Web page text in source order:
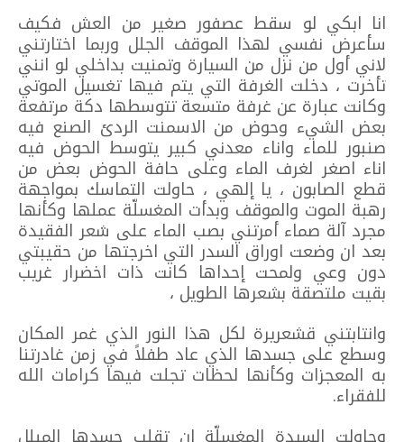
انا ابكي لو سقط عصفور صغير من العش فكيف
سأعرض نفسي لهذا الموقف الجلل وربما اختارتني
لاني أول من نزل من السيارة وتمنيت بداخلي لو انني
تأخرت ، دخلت الغرفة التي يتم فيها تغسيل الموتي
وكانت عبارة عن غرفة متسعة تتوسطها دكة مرتفعة
بعض الشيء وحوض من الاسمنت الردئ الصنع فيه
صنبور للماء واناء معدني كبير يتوسط الحوض فيه
اناء اصغر لغرف الماء وعلى حافة الحوض بعض من
قطع الصابون ، يا إلهي ، حاولت التماسك بمواجهة
رهبة الموت والموقف وبدأت المغسلّة عملها وكأنها
مجرد آلة صماء أمرتني بصب الماء على شعر الفقيدة
بعد ان وضعت اوراق السدر التي اخرجتها من حقيبتي
دون وعي ولمحت إحداها كانت ذات اخضرار غريب
بقيت ملتصقة بشعرها الطويل ،
وانتابتني قشعريرة لكل هذا النور الذي غمر المكان
وسطع على جسدها الذي عاد طفلاً في زمن غادرتنا
به المعجزات وكأنها لحظات تجلت فيها كرامات الله
للفقراء.